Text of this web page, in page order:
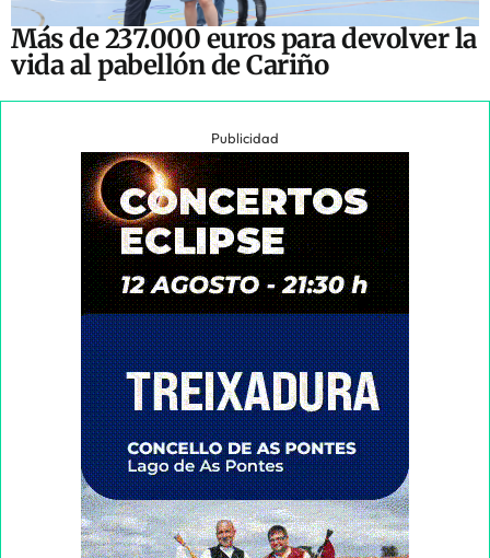
Más de 237.000 euros para devolver la
vida al pabellón de Cariño
Publicidad